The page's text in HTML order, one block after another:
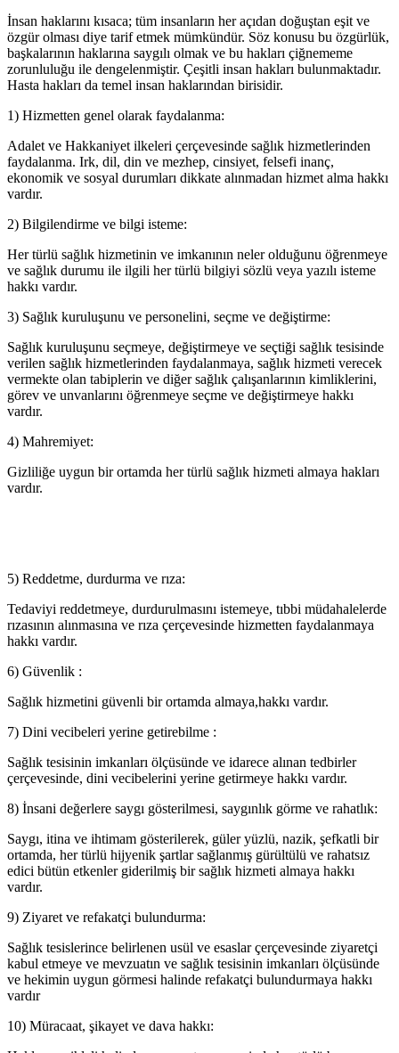
İnsan haklarını kısaca; tüm insanların her açıdan doğuştan eşit ve
özgür olması diye tarif etmek mümkündür. Söz konusu bu özgürlük,
başkalarının haklarına saygılı olmak ve bu hakları çiğnememe
zorunluluğu ile dengelenmiştir. Çeşitli insan hakları bulunmaktadır.
Hasta hakları da temel insan haklarından birisidir.
1) Hizmetten genel olarak faydalanma:
Adalet ve Hakkaniyet ilkeleri çerçevesinde sağlık hizmetlerinden
faydalanma. Irk, dil, din ve mezhep, cinsiyet, felsefi inanç,
ekonomik ve sosyal durumları dikkate alınmadan hizmet alma hakkı
vardır.
2) Bilgilendirme ve bilgi isteme:
Her türlü sağlık hizmetinin ve imkanının neler olduğunu öğrenmeye
ve sağlık durumu ile ilgili her türlü bilgiyi sözlü veya yazılı isteme
hakkı vardır.
3) Sağlık kuruluşunu ve personelini, seçme ve değiştirme:
Sağlık kuruluşunu seçmeye, değiştirmeye ve seçtiği sağlık tesisinde
verilen sağlık hizmetlerinden faydalanmaya, sağlık hizmeti verecek
vermekte olan tabiplerin ve diğer sağlık çalışanlarının kimliklerini,
görev ve unvanlarını öğrenmeye seçme ve değiştirmeye hakkı
vardır.
4) Mahremiyet:
Gizliliğe uygun bir ortamda her türlü sağlık hizmeti almaya hakları
vardır.
5) Reddetme, durdurma ve rıza:
Tedaviyi reddetmeye, durdurulmasını istemeye, tıbbi müdahalelerde
rızasının alınmasına ve rıza çerçevesinde hizmetten faydalanmaya
hakkı vardır.
6) Güvenlik :
Sağlık hizmetini güvenli bir ortamda almaya,hakkı vardır.
7) Dini vecibeleri yerine getirebilme :
Sağlık tesisinin imkanları ölçüsünde ve idarece alınan tedbirler
çerçevesinde, dini vecibelerini yerine getirmeye hakkı vardır.
8) İnsani değerlere saygı gösterilmesi, saygınlık görme ve rahatlık:
Saygı, itina ve ihtimam gösterilerek, güler yüzlü, nazik, şefkatli bir
ortamda, her türlü hijyenik şartlar sağlanmış gürültülü ve rahatsız
edici bütün etkenler giderilmiş bir sağlık hizmeti almaya hakkı
vardır.
9) Ziyaret ve refakatçi bulundurma:
Sağlık tesislerince belirlenen usül ve esaslar çerçevesinde ziyaretçi
kabul etmeye ve mevzuatın ve sağlık tesisinin imkanları ölçüsünde
ve hekimin uygun görmesi halinde refakatçi bulundurmaya hakkı
vardır
10) Müracaat, şikayet ve dava hakkı: